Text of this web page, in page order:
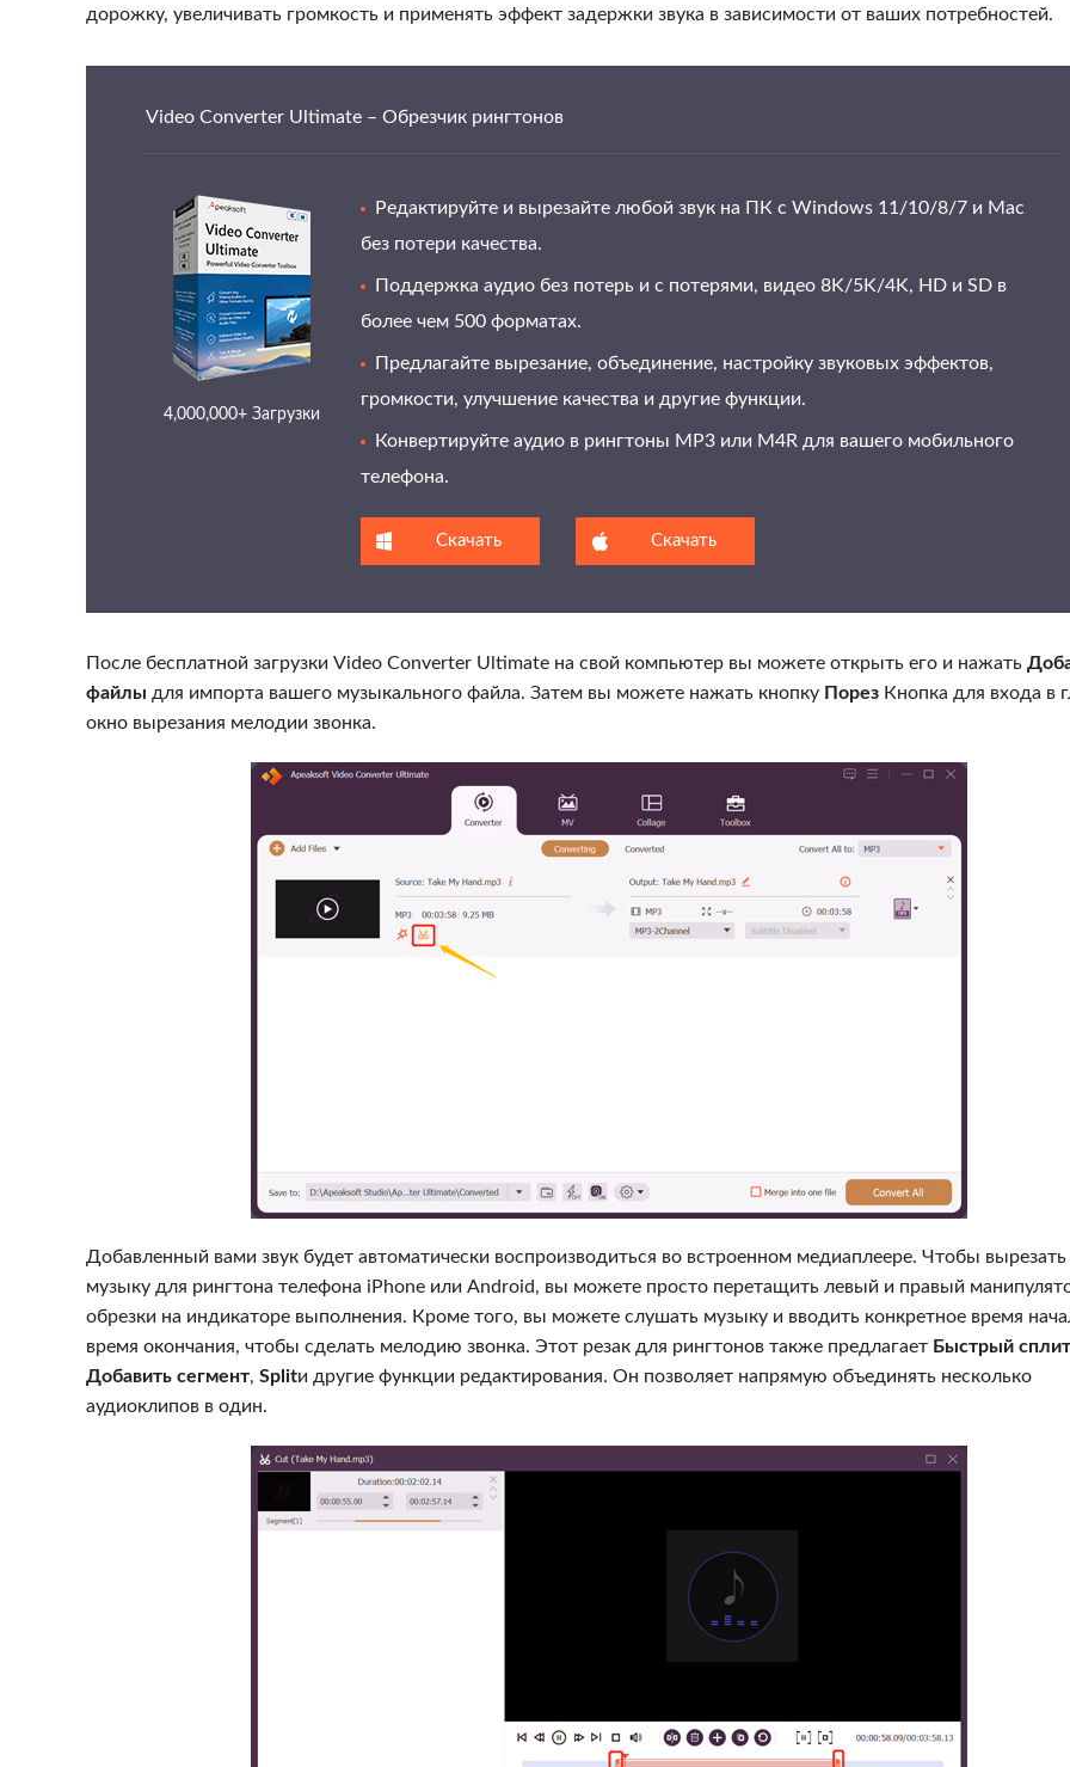
дорожку, увеличивать громкость и применять эффект задержки звука в зависимости от ваших потребностей.
Video Converter Ultimate – Обрезчик рингтонов
4,000,000+ Загрузки
Редактируйте и вырезайте любой звук на ПК с Windows 11/10/8/7 и Mac
без потери качества.
Поддержка аудио без потерь и с потерями, видео 8K/5K/4K, HD и SD в
более чем 500 форматах.
Предлагайте вырезание, объединение, настройку звуковых эффектов,
громкости, улучшение качества и другие функции.
Конвертируйте аудио в рингтоны MP3 или M4R для вашего мобильного
телефона.
Скачать Скачать
После бесплатной загрузки Video Converter Ultimate на свой компьютер вы можете открыть его и нажать
файлы для импорта вашего музыкального файла. Затем вы можете нажать кнопку Порез Кнопка для входа в
окно вырезания мелодии звонка.
Добавленный вами звук будет автоматически воспроизводиться во встроенном медиаплеере. Чтобы вырезать
музыку для рингтона телефона iPhone или Android, вы можете просто перетащить левый и правый
обрезки на индикаторе выполнения. Кроме того, вы можете слушать музыку и вводить конкретное время
время окончания, чтобы сделать мелодию звонка. Этот резак для рингтонов также предлагает Быстрый сплит
Добавить сегмент, Splitи другие функции редактирования. Он позволяет напрямую объединять несколько
аудиоклипов в один.